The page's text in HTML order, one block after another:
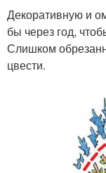
Декоративную и
бы через год,
Слишком
цвести.